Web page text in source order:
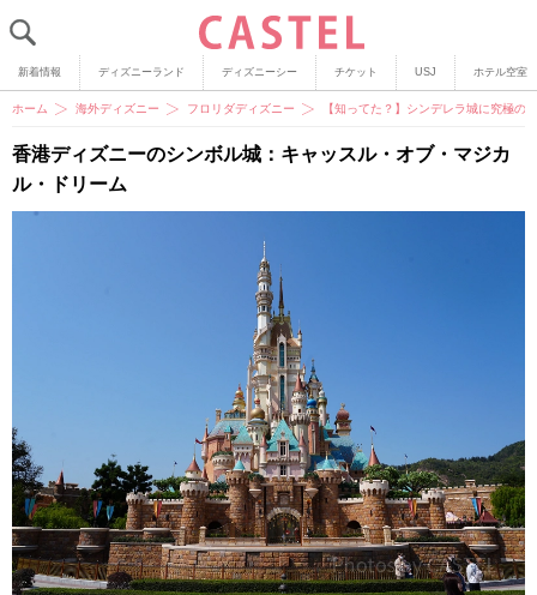
新着情報 ディズニーランド ディズニーシー チケット USJ ホテル空室
ホーム 海外ディズニー フロリダディズニー 【知ってた？】シンデレラ城に究極の
香港ディズニーのシンボル城：キャッスル・オブ・マジカ
ル・ドリーム